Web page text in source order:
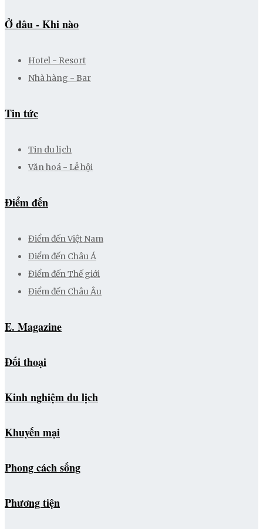
Ở đâu - Khi nào
Hotel - Resort
Nhà hàng - Bar
Tin tức
Tin du lịch
Văn hoá - Lễ hội
Điểm đến
Điểm đến Việt Nam
Điểm đến Châu Á
Điểm đến Thế giới
Điểm đến Châu Âu
E. Magazine
Đối thoại
Kinh nghiệm du lịch
Khuyến mại
Phong cách sống
Phương tiện